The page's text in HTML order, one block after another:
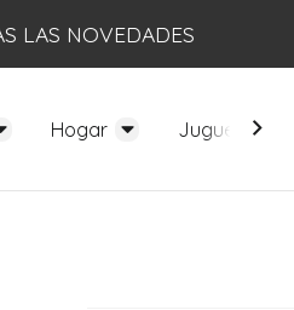
LAS NOVEDADES
Hogar Juguetes